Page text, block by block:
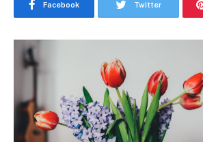
Facebook Twitter